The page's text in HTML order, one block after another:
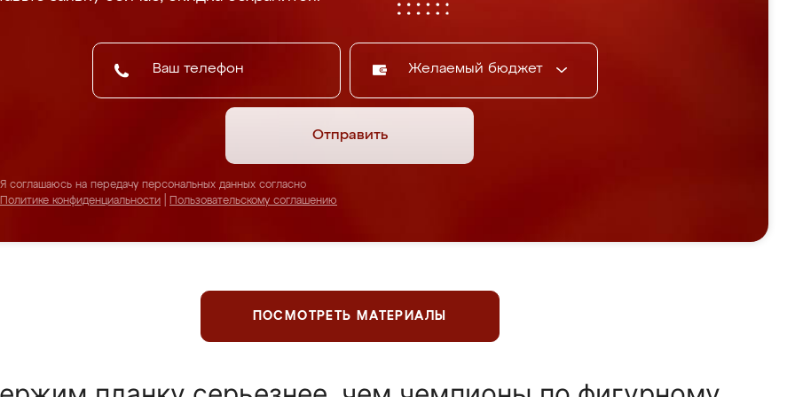
Желаемый бюджет
Отправить
Я соглашаюсь на передачу персональных данных согласно
Политике конфиденциальности
Пользовательскому соглашению
ПОСМОТРЕТЬ МАТЕРИАЛЫ